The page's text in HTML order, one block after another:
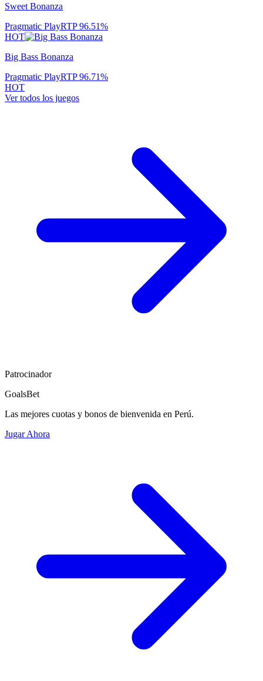
Sweet Bonanza
Pragmatic PlayRTP96.51%
HOT
Big Bass Bonanza
Pragmatic PlayRTP96.71%
HOT
Ver todos los juegos
Patrocinador
GoalsBet
Las mejores cuotas y bonos de bienvenida en Perú.
Jugar Ahora